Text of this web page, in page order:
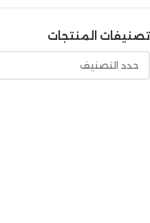
تصنيفات المنتجات